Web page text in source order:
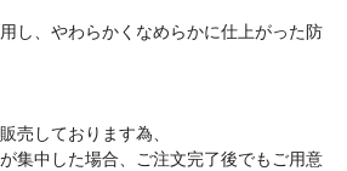
し、やわらかくなめらかに仕上がった防
売しております為、
集中した場合、ご注文完了後でもご用意